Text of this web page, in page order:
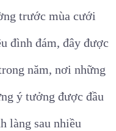
trước mùa cưới
đình đám, đây được
năm, nơi những
ý tưởng được đầu
làng sau nhiều